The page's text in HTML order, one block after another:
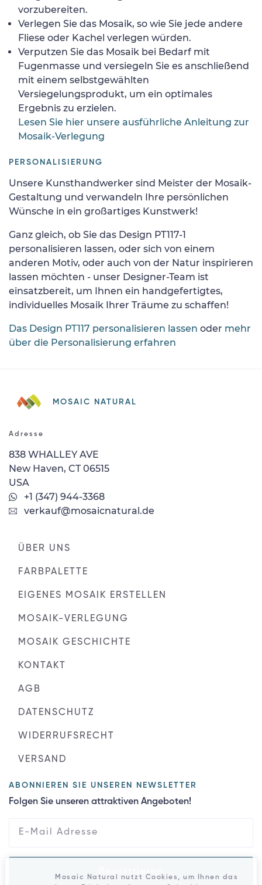
vorzubereiten.
Verlegen Sie das Mosaik, so wie Sie jede andere
Fliese oder Kachel verlegen würden.
Verputzen Sie das Mosaik bei Bedarf mit
Fugenmasse und versiegeln Sie es anschließend
mit einem selbstgewählten
Versiegelungsprodukt, um ein optimales
Ergebnis zu erzielen.
Lesen Sie hier unsere ausführliche Anleitung zur
Mosaik-Verlegung
PERSONALISIERUNG
Unsere Kunsthandwerker sind Meister der Mosaik-
Gestaltung und verwandeln Ihre persönlichen
Wünsche in ein großartiges Kunstwerk!
Ganz gleich, ob Sie das Design PT117-1
personalisieren lassen, oder sich von einem
anderen Motiv, oder auch von der Natur inspirieren
lassen möchten - unser Designer-Team ist
einsatzbereit, um Ihnen ein handgefertigtes,
individuelles Mosaik Ihrer Träume zu schaffen!
Das Design PT117 personalisieren lassen oder mehr
über die Personalisierung erfahren
MOSAIC NATURAL
Adresse
838 WHALLEY AVE
New Haven, CT 06515
USA
+1 (347) 944-3368
verkauf@mosaicnatural.de
ÜBER UNS
FARBPALETTE
EIGENES MOSAIK ERSTELLEN
MOSAIK-VERLEGUNG
MOSAIK GESCHICHTE
KONTAKT
AGB
DATENSCHUTZ
WIDERRUFSRECHT
VERSAND
ABONNIEREN SIE UNSEREN NEWSLETTER
Folgen Sie unseren attraktiven Angeboten!
Mosaic Natural nutzt Cookies, um Ihnen das